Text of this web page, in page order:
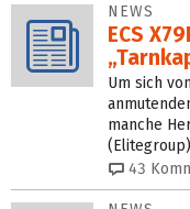
NEWS
ECS
Um sich
manche
43